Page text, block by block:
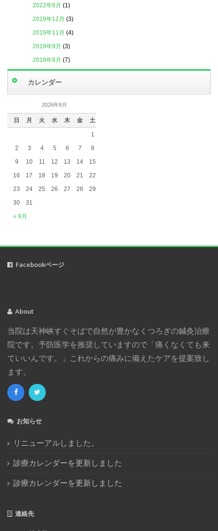
2022年8月 (1)
2019年12月 (3)
2019年11月 (4)
2019年9月 (3)
2019年8月 (7)
2019年6月
2019年5月
(5)
2019年4月(3)
2019年3月(5)
2018年5月(2)
2017年8月
(1)
2017年4月(2)
2017年1月
(4)
2016年11月
2016年10月
2016年6月 (1)
2016年4月
2016年3月(1)
2015年11月
カレンダー
2026年8月
日 月 火 水 木 金 土
1
2
3 4 5 6 7
8
9
10 11 12 13 14
15
16
17 18 19 20 21
22
23
24 25 26 27 28
29
30
31
« 9月
Facebookページ
About
当院は天神峡すぐそばで自然が豊かなくつろぎの鍼灸治療
院です。予防医学を推奨していますので「痛くなくても来
ていいんです。」これからの痛みに備えたケアを提案致し
ます。
お知らせ
リニューアルしました。
診療カレンダーを更新しました
診療カレンダーを更新しました
連絡先